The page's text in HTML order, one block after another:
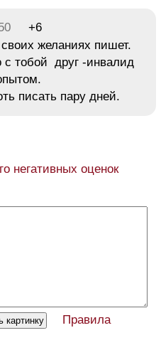
+6
желаниях пишет.
с тобой друг -инвалид
писать пару дней.
негативных оценок
Правила